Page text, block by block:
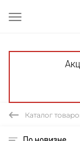
Каталог